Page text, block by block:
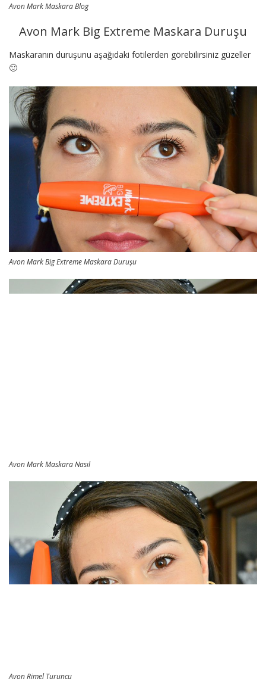
Avon Mark Maskara Blog
Avon Mark Big Extreme Maskara Duruşu
Maskaranın duruşunu aşağıdaki fotilerden görebilirsiniz güzeller
🙂
Avon Mark Big Extreme Maskara Duruşu
Avon Mark Maskara Nasıl
Avon Rimel Turuncu